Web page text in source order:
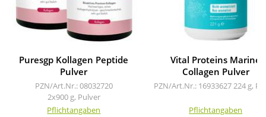
Puresgp Kollagen Peptide
Pulver
PZN/Art.Nr.: 08032720
2x900 g, Pulver
Pflichtangaben
Vital Proteins Marine
Collagen Pulver
PZN/Art.Nr.: 16933627224 g,
Pflichtangaben